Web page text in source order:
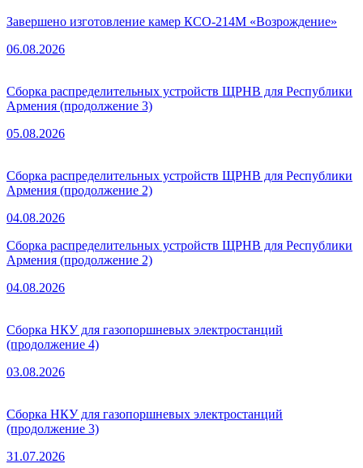
Завершено изготовление камер КСО-214М «Возрождение»
06.08.2026
Сборка распределительных устройств ЩРНВ для Республики
Армения (продолжение 3)
05.08.2026
Сборка распределительных устройств ЩРНВ для Республики
Армения (продолжение 2)
04.08.2026
Сборка распределительных устройств ЩРНВ для Республики
Армения (продолжение 2)
04.08.2026
Сборка НКУ для газопоршневых электростанций
(продолжение 4)
03.08.2026
Сборка НКУ для газопоршневых электростанций
(продолжение 3)
31.07.2026